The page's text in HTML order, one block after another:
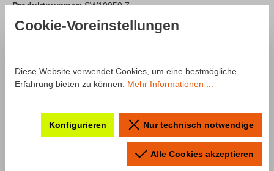
Produktnummer:SW10050.7
Produktinformationen "Hoodie
Mode: "Fullpush" by Luca Engstler"
In Zusammenarbeit mit dem Lamborghini Werksfahrer Luca
Engstler haben wir passend zum T-Shirt einen schicken Hoodie
für euch aufgelegt. Mode: "Fullpush" ist ein Funkspruch und das
Cookie-Voreinstellungen
Diese Website verwendet Cookies, um eine bestmögliche
Erfahrung bieten zu können. Mehr Informationen ...
Konfigurieren Nur technisch notwendige
Alle Cookies akzeptieren